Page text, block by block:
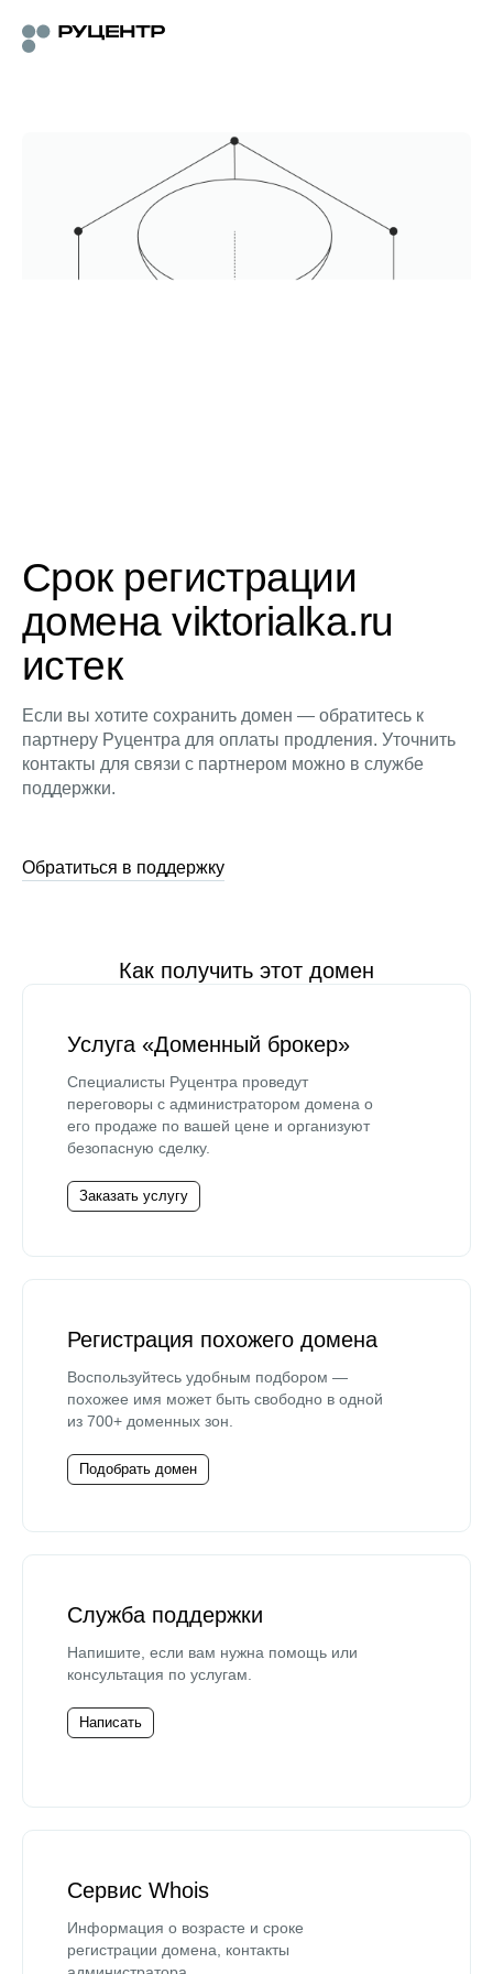
Срок регистрации
домена viktorialka.ru
истек
Если вы хотите сохранить домен — обратитесь к
партнеру Руцентра для оплаты продления. Уточнить
контакты для связи с партнером можно в службе
поддержки.
Обратиться в поддержку
Как получить этот домен
Услуга «Доменный брокер»
Специалисты Руцентра проведут
переговоры с администратором домена о
его продаже по вашей цене и организуют
безопасную сделку.
Заказать услугу
Регистрация похожего домена
Воспользуйтесь удобным подбором —
похожее имя может быть свободно в одной
из 700+ доменных зон.
Подобрать домен
Служба поддержки
Напишите, если вам нужна помощь или
консультация по услугам.
Написать
Сервис Whois
Информация о возрасте и сроке
регистрации домена, контакты